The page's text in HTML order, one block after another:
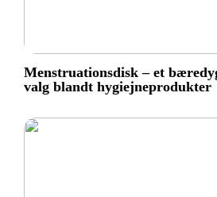
Menstruationsdisk – et
valg blandt hygiejneprodukter